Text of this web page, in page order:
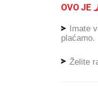
OVO JE
Imate
plaćamo.
Želite